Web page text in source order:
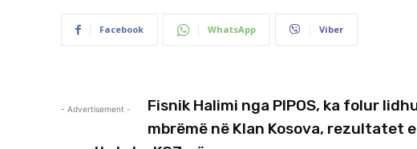
Facebook WhatsApp Viber
- Advertisement -
Fisnik Halimi nga PIPOS, ka folur
mbrëmë në Klan Kosova,